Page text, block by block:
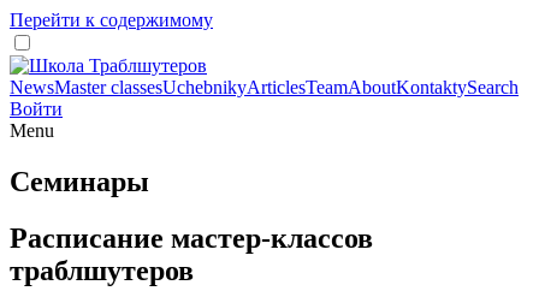
Перейти к содержимому
NewsMaster classesUchebnikyArticlesTeamAboutKontaktySearch
Войти
Menu
Семинары
Расписание мастер-классов
траблшутеров